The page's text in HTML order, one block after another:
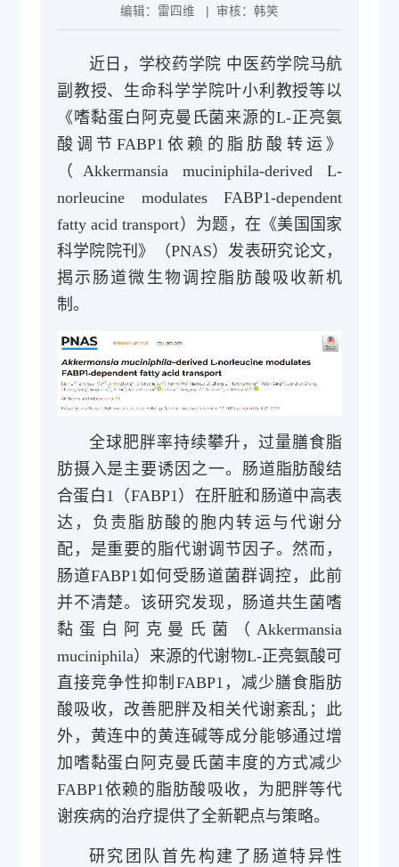
编辑： 雷四维 | 审核： 韩笑
近日，学校药学院 中医药学院马航
副教授、生命科学学院叶小利教授等以
《嗜黏蛋白阿克曼氏菌来源的L-正亮氨
酸调节FABP1依赖的脂肪酸转运》
（Akkermansia muciniphila-derived L-
norleucine modulates FABP1-dependent
fatty acid transport）为题，在《美国国家
科学院院刊》（PNAS）发表研究论文，
揭示肠道微生物调控脂肪酸吸收新机
制。
全球肥胖率持续攀升，过量膳食脂
肪摄入是主要诱因之一。肠道脂肪酸结
合蛋白1（FABP1）在肝脏和肠道中高表
达，负责脂肪酸的胞内转运与代谢分
配，是重要的脂代谢调节因子。然而，
肠道FABP1如何受肠道菌群调控，此前
并不清楚。该研究发现，肠道共生菌嗜
黏蛋白阿克曼氏菌（Akkermansia
muciniphila）来源的代谢物L-正亮氨酸可
直接竞争性抑制FABP1，减少膳食脂肪
酸吸收，改善肥胖及相关代谢紊乱；此
外，黄连中的黄连碱等成分能够通过增
加嗜黏蛋白阿克曼氏菌丰度的方式减少
FABP1依赖的脂肪酸吸收，为肥胖等代
谢疾病的治疗提供了全新靶点与策略。
研究团队首先构建了肠道特异性